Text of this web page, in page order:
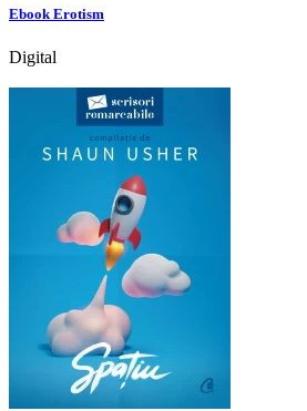
Ebook Erotism
Digital